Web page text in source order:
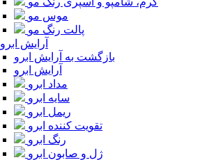
موس مو
پالت رنگ مو
آرایش ابرو
بازگشت به آرایش ابرو
آرایش ابرو
مداد ابرو
سایه ابرو
ریمل ابرو
تقویت کننده ابرو
رنگ ابرو
ژل و صابون ابرو